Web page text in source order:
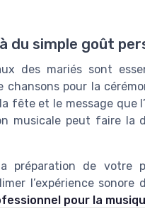
du simple goût
des mariés sont
chansons pour la
fête et le message que
musicale peut faire
préparation de votre
l’expérience
pour la